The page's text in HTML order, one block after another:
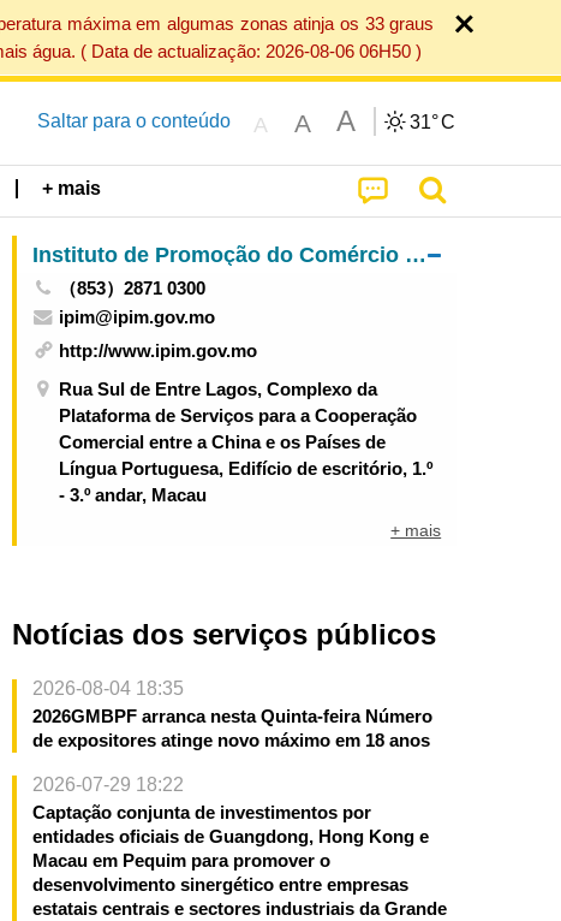
máxima em algumas zonas atinja os 33 graus
água. ( Data de actualização: 2026-08-06 06H50 )
Saltar para o conteúdo A A A 31°C
+ mais
Instituto de Promoção do Comércio e do Investimento
（853）2871 0300
ipim@ipim.gov.mo
http://www.ipim.gov.mo
Rua Sul de Entre Lagos, Complexo da
Plataforma de Serviços para a Cooperação
Comercial entre a China e os Países de
Língua Portuguesa, Edifício de escritório, 1.º
- 3.º andar, Macau
+ mais
Notícias dos serviços públicos
2026-08-04 18:35
2026GMBPF arranca nesta Quinta-feira Número
de expositores atinge novo máximo em 18 anos
2026-07-29 18:22
Captação conjunta de investimentos por
entidades oficiais de Guangdong, Hong Kong e
Macau em Pequim para promover o
desenvolvimento sinergético entre empresas
estatais centrais e sectores industriais da Grande